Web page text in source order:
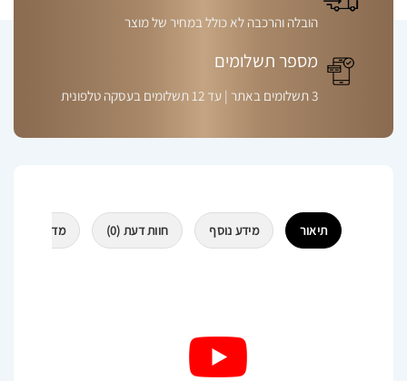
הובלה והרכבה לא כולל במחיר של מוצר
מספר תשלומים
3 תשלומים באתר | עד 12 תשלומים בעסקה טלפונית
תיאור מידע נוסף חוות דעת (0) מדיניות